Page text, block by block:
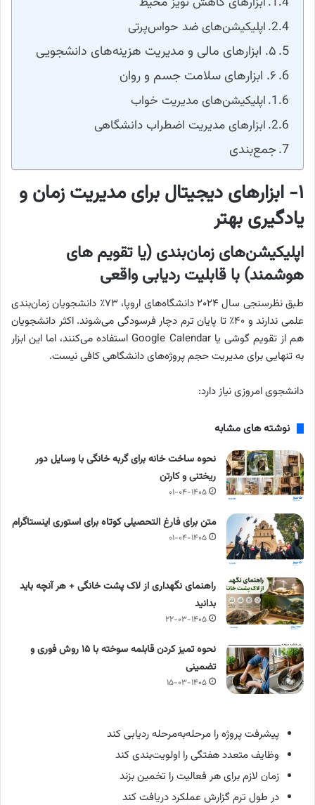
اپلیکیشن‌های ضد حواس‌پرتی
۵. ابزارهای مالی و مدیریت هزینه‌های دانشجویی
۶. ابزارهای سلامت جسم و روان
اپلیکیشن‌های مدیریت خواب
ابزارهای مدیریت اضطراب دانشگاهی
جمع‌بندی
۱- ابزارهای دیجیتال برای مدیریت زمان و
یادگیری بهتر
اپلیکیشن‌های زمان‌بندی (یا تقویم های
هوشمند) با قابلیت ردیابی واقعی
طبق نظرسنجی سال ۲۰۲۴ دانشگاه‌های اروپا، ۷۳٪ دانشجویان زمان‌بندی
علمی ندارند و ۴۰٪ تا پایان ترم دچار فرسودگی می‌شوند. اکثر دانشجویان
هم از تقویم گوشی یا Google Calendar استفاده می‌کنند، اما این ابزار
به‌ تنهایی برای مدیریت حجم پروژه‌های دانشگاهی کافی نیست.
دانشجوی امروزی نیاز دارد:
نوشته های مشابه
نحوه ساخت خانه برای گربه خانگی با وسایل دور
ریختنی و کارتن
۰۱-۰۴-۱۴۰۵
متن برای فارغ التحصیلی کوتاه برای استوری اینستاگرام
۰۱-۰۴-۱۴۰۵
راهنمای نگهداری از لاک پشت خانگی + هر آنچه باید
بدانید
۲۲-۰۳-۱۴۰۵
نحوه تمیز کردن قابلمه سوخته با ۱۵ روش فوری و
تضمینی
۱۵-۰۳-۱۴۰۵
پیشرفت پروژه را مرحله‌به‌مرحله ردیابی کند
وظایف متعدد هفتگی را اولویت‌بندی کند
زمان لازم برای هر فعالیت را تخمین بزند
در طول ترم گزارش عملکرد دریافت کند